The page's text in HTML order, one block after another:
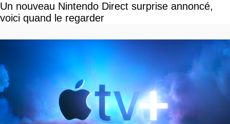
Un nouveau Nintendo Direct surprise annoncé,
voici quand le regarder